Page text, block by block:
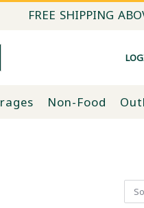
FREE SHIPPING
Non-Food